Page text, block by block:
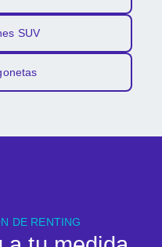
SUV
DE RENTING